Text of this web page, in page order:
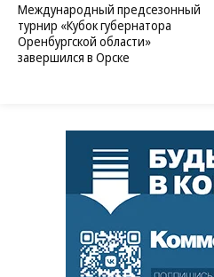
Международный предсезонный
турнир «Кубок губернатора
Оренбургской области»
завершился в Орске